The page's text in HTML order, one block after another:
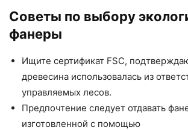
Советы по выбору
фанеры
Ищите сертификат FSC,
древесина использовалась из
управляемых лесов.
Предпочтение следует отдавать
изготовленной с помощью